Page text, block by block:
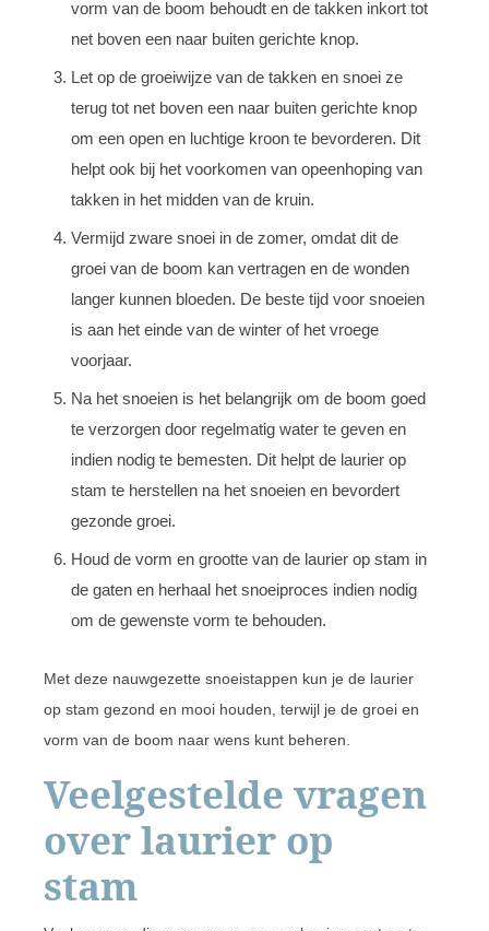
vorm van de boom behoudt en de takken inkort tot
net boven een naar buiten gerichte knop.
Let op de groeiwijze van de takken en snoei ze
terug tot net boven een naar buiten gerichte knop
om een open en luchtige kroon te bevorderen. Dit
helpt ook bij het voorkomen van opeenhoping van
takken in het midden van de kruin.
Vermijd zware snoei in de zomer, omdat dit de
groei van de boom kan vertragen en de wonden
langer kunnen bloeden. De beste tijd voor snoeien
is aan het einde van de winter of het vroege
voorjaar.
Na het snoeien is het belangrijk om de boom goed
te verzorgen door regelmatig water te geven en
indien nodig te bemesten. Dit helpt de laurier op
stam te herstellen na het snoeien en bevordert
gezonde groei.
Houd de vorm en grootte van de laurier op stam in
de gaten en herhaal het snoeiproces indien nodig
om de gewenste vorm te behouden.
Met deze nauwgezette snoeistappen kun je de laurier
op stam gezond en mooi houden, terwijl je de groei en
vorm van de boom naar wens kunt beheren.
Veelgestelde vragen
over laurier op
stam